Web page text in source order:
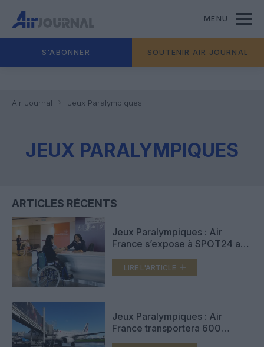
MENU
S'ABONNER SOUTENIR AIR JOURNAL
Air Journal Jeux Paralympiques
JEUX PARALYMPIQUES
ARTICLES RÉCENTS
Jeux Paralympiques : Air
France s’expose à SPOT24 au
LIRE L'ARTICLE
Jeux Paralympiques : Air
France transportera 600